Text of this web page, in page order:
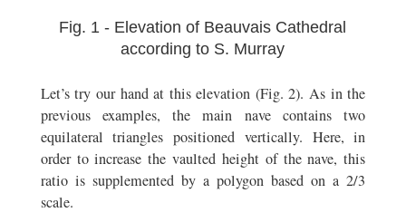
Fig. 1 - Elevation of Beauvais Cathedral
according to S. Murray
Let’s try our hand at this elevation (Fig. 2). As in the
previous examples, the main nave contains two
equilateral triangles positioned vertically. Here, in
order to increase the vaulted height of the nave, this
ratio is supplemented by a polygon based on a 2/3
scale.